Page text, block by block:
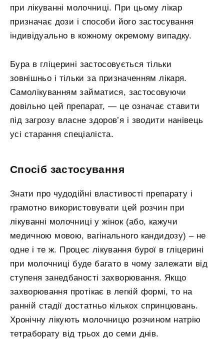
при лікуванні молочниці. При цьому лікар
призначає дози і способи його застосування
індивідуально в кожному окремому випадку.
Бура в гліцерині застосовується тільки
зовнішньо і тільки за призначенням лікаря.
Самолікуванням займатися, застосовуючи
довільно цей препарат, — це означає ставити
під загрозу власне здоров’я і зводити нанівець
усі старання спеціаліста.
Спосіб застосування
Знати про чудодійні властивості препарату і
грамотно використовувати цей розчин при
лікуванні молочниці у жінок (або, кажучи
медичною мовою, вагінального кандидозу) – не
одне і те ж. Процес лікування бурої в гліцерині
при молочниці буде багато в чому залежати від
ступеня занедбаності захворювання. Якщо
захворювання протікає в легкій формі, то на
ранній стадії достатньо кількох спринцювань.
Хронічну лікують молочницю розчином натрію
тетраборату від трьох до семи днів.